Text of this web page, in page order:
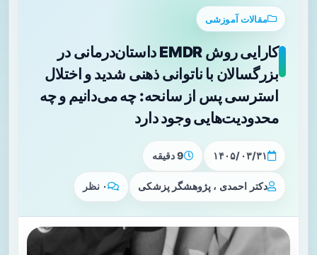
مقالات آموزشی
کارایی روش EMDR داستان‌درمانی در
بزرگسالان با ناتوانی ذهنی شدید و اختلال
استرسی پس از سانحه: چه می‌دانیم و چه
محدودیت‌هایی وجود دارد
۱۴۰۵/۰۳/۳۱ 9 دقیقه
دکتر احمدی ، پژوهشگر پزشکی ۰ نظر